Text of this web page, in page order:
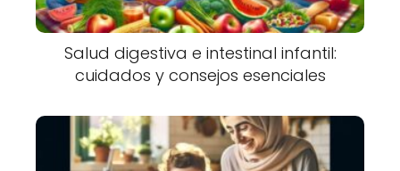
Salud digestiva e intestinal infantil:
cuidados y consejos esenciales